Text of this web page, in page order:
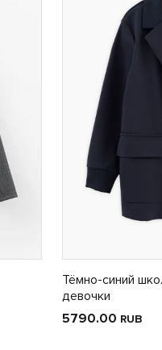
Тёмно-синий
девочки
5790.00 RUB